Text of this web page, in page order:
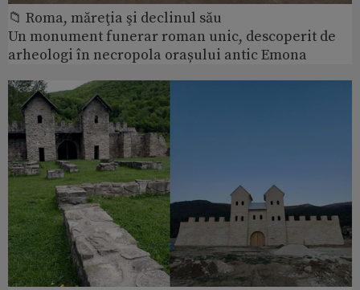
📁 Roma, măreţia şi declinul său
Un monument funerar roman unic, descoperit de
arheologi în necropola orașului antic Emona